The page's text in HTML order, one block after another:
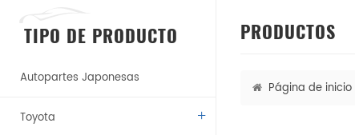
TIPO DE PRODUCTO
Autopartes Japonesas
Toyota
PRODUCTOS
Página de inicio